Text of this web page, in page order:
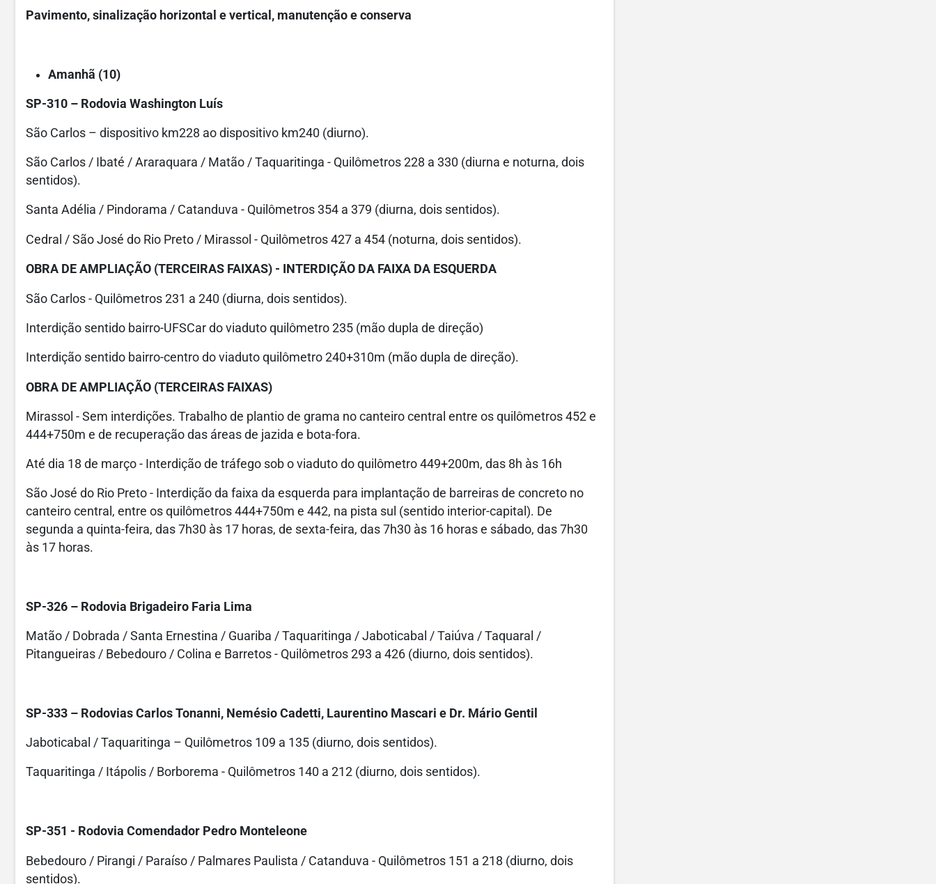
Pavimento, sinalização horizontal e vertical, manutenção e conserva
Amanhã (10)
SP-310 – Rodovia Washington Luís
São Carlos – dispositivo km228 ao dispositivo km240 (diurno).
São Carlos / Ibaté / Araraquara / Matão / Taquaritinga - Quilômetros 228 a 330 (diurna e noturna, dois
sentidos).
Santa Adélia / Pindorama / Catanduva - Quilômetros 354 a 379 (diurna, dois sentidos).
Cedral / São José do Rio Preto / Mirassol - Quilômetros 427 a 454 (noturna, dois sentidos).
OBRA DE AMPLIAÇÃO (TERCEIRAS FAIXAS) - INTERDIÇÃO DA FAIXA DA ESQUERDA
São Carlos - Quilômetros 231 a 240 (diurna, dois sentidos).
Interdição sentido bairro-UFSCar do viaduto quilômetro 235 (mão dupla de direção)
Interdição sentido bairro-centro do viaduto quilômetro 240+310m (mão dupla de direção).
OBRA DE AMPLIAÇÃO (TERCEIRAS FAIXAS)
Mirassol - Sem interdições. Trabalho de plantio de grama no canteiro central entre os quilômetros 452 e
444+750m e de recuperação das áreas de jazida e bota-fora.
Até dia 18 de março - Interdição de tráfego sob o viaduto do quilômetro 449+200m, das 8h às 16h
São José do Rio Preto - Interdição da faixa da esquerda para implantação de barreiras de concreto no
canteiro central, entre os quilômetros 444+750m e 442, na pista sul (sentido interior-capital). De
segunda a quinta-feira, das 7h30 às 17 horas, de sexta-feira, das 7h30 às 16 horas e sábado, das 7h30
às 17 horas.
SP-326 – Rodovia Brigadeiro Faria Lima
Matão / Dobrada / Santa Ernestina / Guariba / Taquaritinga / Jaboticabal / Taiúva / Taquaral /
Pitangueiras / Bebedouro / Colina e Barretos - Quilômetros 293 a 426 (diurno, dois sentidos).
SP-333 – Rodovias Carlos Tonanni, Nemésio Cadetti, Laurentino Mascari e Dr. Mário Gentil
Jaboticabal / Taquaritinga – Quilômetros 109 a 135 (diurno, dois sentidos).
Taquaritinga / Itápolis / Borborema - Quilômetros 140 a 212 (diurno, dois sentidos).
SP-351 - Rodovia Comendador Pedro Monteleone
Bebedouro / Pirangi / Paraíso / Palmares Paulista / Catanduva - Quilômetros 151 a 218 (diurno, dois
sentidos).